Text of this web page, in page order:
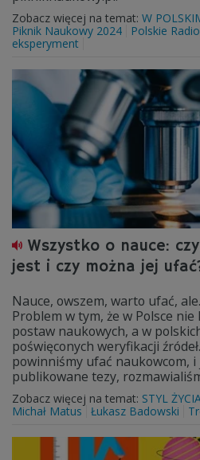
Zobacz więcej na temat: W
Piknik Naukowy 2024
Polskie Radio
eksperyment
Wszystko o nauce:
jest i czy można jej
Nauce, owszem, warto ufać,
Problem w tym, że w Polsce nie
postaw naukowych, a w
poświęconych weryfikacji
powinniśmy ufać naukowcom,
publikowane tezy,
Zobacz więcej na temat: STYL
Michał Matus
Łukasz Badowski